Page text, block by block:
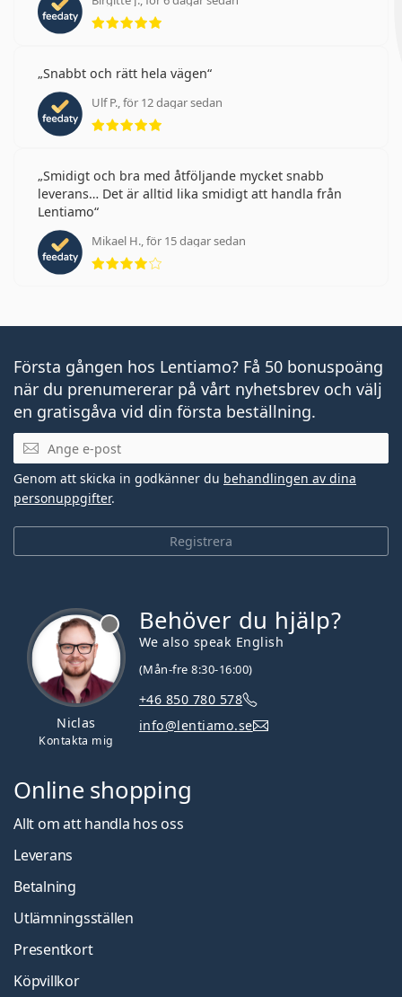
Betyg 5 av 5
Snabbt och rätt hela vägen
Ulf P., för 12 dagar sedan
Betyg 5 av 5
Smidigt och bra med åtföljande mycket snabb
leverans… Det är alltid lika smidigt att handla från
Lentiamo
Mikael H., för 15 dagar sedan
Betyg 4 av 5
Första gången hos Lentiamo? Få 50 bonuspoäng
när du prenumererar på vårt nyhetsbrev och välj
en gratisgåva vid din första beställning.
Mejladress
Registrera
Genom att skicka in godkänner du behandlingen av dina
personuppgifter.
Niclas
Kontakta mig
Behöver du hjälp?
We also speak English
(Mån-fre 8:30-16:00)
+46 850 780 578
info@lentiamo.se
Online shopping
Allt om att handla hos oss
Leverans
Betalning
Utlämningsställen
Presentkort
Köpvillkor